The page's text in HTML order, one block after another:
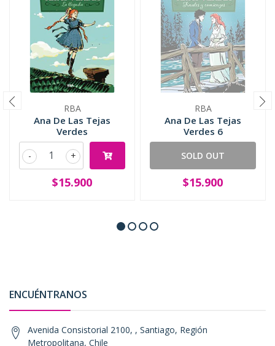
RBA
Ana De Las Tejas
Verdes
+
-
$15.900
RBA
Ana De Las Tejas
Verdes 6
SOLD OUT
$15.900
ENCUÉNTRANOS
Avenida Consistorial 2100, , Santiago, Región
Metropolitana, Chile